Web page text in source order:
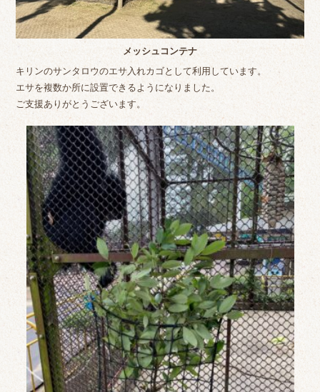
メッシュコンテナ
キリンのサンタロウのエサ入れカゴとして利用しています。
エサを複数か所に設置できるようになりました。
ご支援ありがとうございます。